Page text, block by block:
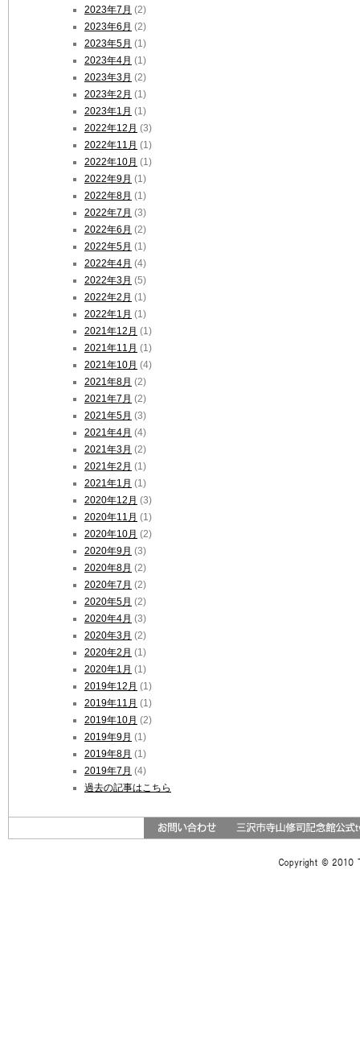
2023年7月 (2)
2023年6月 (2)
2023年5月 (1)
2023年4月 (1)
2023年3月 (2)
2023年2月 (1)
2023年1月 (1)
2022年12月 (3)
2022年11月 (1)
2022年10月 (1)
2022年9月 (1)
2022年8月 (1)
2022年7月 (3)
2022年6月 (2)
2022年5月 (1)
2022年4月 (4)
2022年3月 (5)
2022年2月 (1)
2022年1月 (1)
2021年12月 (1)
2021年11月 (1)
2021年10月 (4)
2021年8月 (2)
2021年7月 (2)
2021年5月 (3)
2021年4月 (4)
2021年3月 (2)
2021年2月 (1)
2021年1月 (1)
2020年12月 (3)
2020年11月 (1)
2020年10月 (2)
2020年9月 (3)
2020年8月 (2)
2020年7月 (2)
2020年5月 (2)
2020年4月 (3)
2020年3月 (2)
2020年2月 (1)
2020年1月 (1)
2019年12月 (1)
2019年11月 (1)
2019年10月 (2)
2019年9月 (1)
2019年8月 (1)
2019年7月 (4)
過去の記事はこちら